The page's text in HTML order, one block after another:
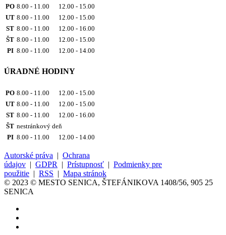
PO 8.00 - 11.00 12.00 - 15.00
UT 8.00 - 11.00 12.00 - 15.00
ST 8.00 - 11.00 12.00 - 16.00
ŠT 8.00 - 11.00 12.00 - 15.00
PI 8.00 - 11.00 12.00 - 14.00
ÚRADNÉ HODINY
PO 8.00 - 11.00 12.00 - 15.00
UT 8.00 - 11.00 12.00 - 15.00
ST 8.00 - 11.00 12.00 - 16.00
ŠT nestránkový deň
PI 8.00 - 11.00 12.00 - 14.00
Autorské práva | Ochrana
údajov | GDPR | Prístupnosť | Podmienky pre
použitie | RSS | Mapa stránok
© 2023 © MESTO SENICA, ŠTEFÁNIKOVA 1408/56, 905 25
SENICA